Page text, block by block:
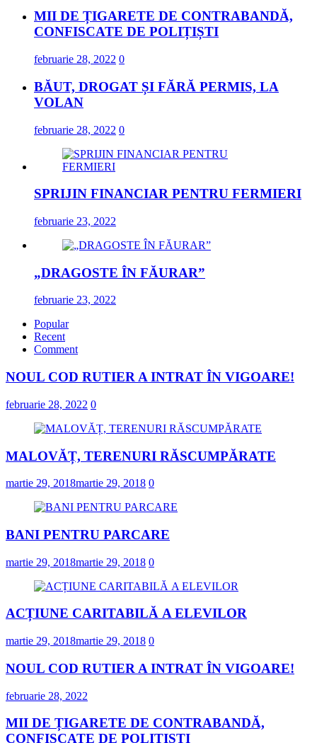
MII DE ȚIGARETE DE CONTRABANDĂ,
CONFISCATE DE POLIȚIȘTI
februarie 28, 2022 0
BĂUT, DROGAT ȘI FĂRĂ PERMIS, LA
VOLAN
februarie 28, 2022 0
SPRIJIN FINANCIAR PENTRU FERMIERI
februarie 23, 2022
„DRAGOSTE ÎN FĂURAR”
februarie 23, 2022
Popular
Recent
Comment
NOUL COD RUTIER A INTRAT ÎN VIGOARE!
februarie 28, 2022 0
MALOVĂȚ, TERENURI RĂSCUMPĂRATE
martie 29, 2018martie 29, 2018 0
BANI PENTRU PARCARE
martie 29, 2018martie 29, 2018 0
ACȚIUNE CARITABILĂ A ELEVILOR
martie 29, 2018martie 29, 2018 0
NOUL COD RUTIER A INTRAT ÎN VIGOARE!
februarie 28, 2022
MII DE ȚIGARETE DE CONTRABANDĂ,
CONFISCATE DE POLIȚIȘTI